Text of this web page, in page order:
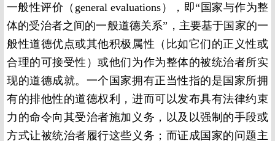
一般性评价（general evaluations），即“国家与作为整
体的受治者之间的一般道德关系”，主要基于国家的一
般性道德优点或其他积极属性（比如它们的正义性或
合理的可接受性）或他们为作为整体的被统治者所实
现的道德成就。一个国家拥有正当性指的是国家所拥
有的排他性的道德权利，进而可以发布具有法律约束
力的命令向其受治者施加义务，以及以强制的手段或
方式让被统治者履行这些义务；而证成国家的问题主